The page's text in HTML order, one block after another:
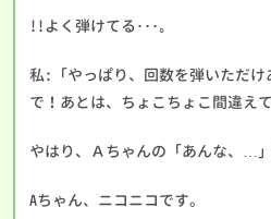
!!よく弾けてる･･･｡
私:「やっぱり、回数を弾いただけ
で！あとは、ちょこちょこ間違え
やはり、Ａちゃんの「あんな、…
Aちゃん、ニコニコです。